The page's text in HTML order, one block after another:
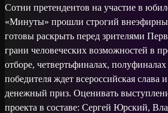
Сотни претендентов на участие в
«Минуты» прошли строгий
готовы раскрыть перед зрителями
грани человеческих возможностей в
отборе, четвертьфиналах,
победителя ждет всероссийская слава
денежный приз. Оценивать
проекта в составе: Сергей Юрский,